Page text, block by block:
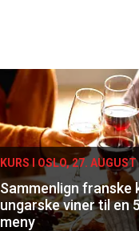
KURS I OSLO, 27. AUGUST
Sammenlign franske
ungarske viner til en
meny